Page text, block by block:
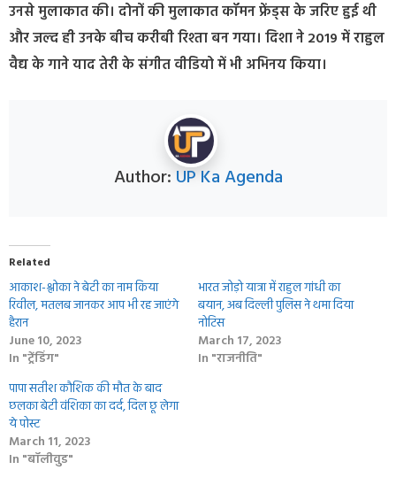
उनसे मुलाकात की। दोनों की मुलाकात कॉमन फ्रेंड्स के जरिए हुई थी
और जल्द ही उनके बीच करीबी रिश्ता बन गया। दिशा ने 2019 में राहुल
वैद्य के गाने याद तेरी के संगीत वीडियो में भी अभिनय किया।
Author: UP Ka Agenda
Related
आकाश-श्लोका ने बेटी का नाम किया
रिवील, मतलब जानकर आप भी रह जाएंगे
हैरान
June 10, 2023
In "ट्रेंडिंग"
भारत जोड़ो यात्रा में राहुल गांधी का
बयान, अब दिल्ली पुलिस ने थमा दिया
नोटिस
March 17, 2023
In "राजनीति"
पापा सतीश कौशिक की मौत के बाद
छलका बेटी वंशिका का दर्द, दिल छू लेगा
ये पोस्ट
March 11, 2023
In "बॉलीवुड"